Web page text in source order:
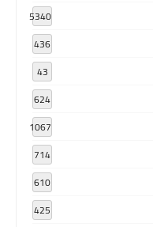
5340
436
43
624
1067
714
610
425